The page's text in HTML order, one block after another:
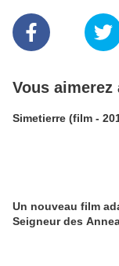
Vous aimerez
Simetierre (film -
Un nouveau film
Seigneur des